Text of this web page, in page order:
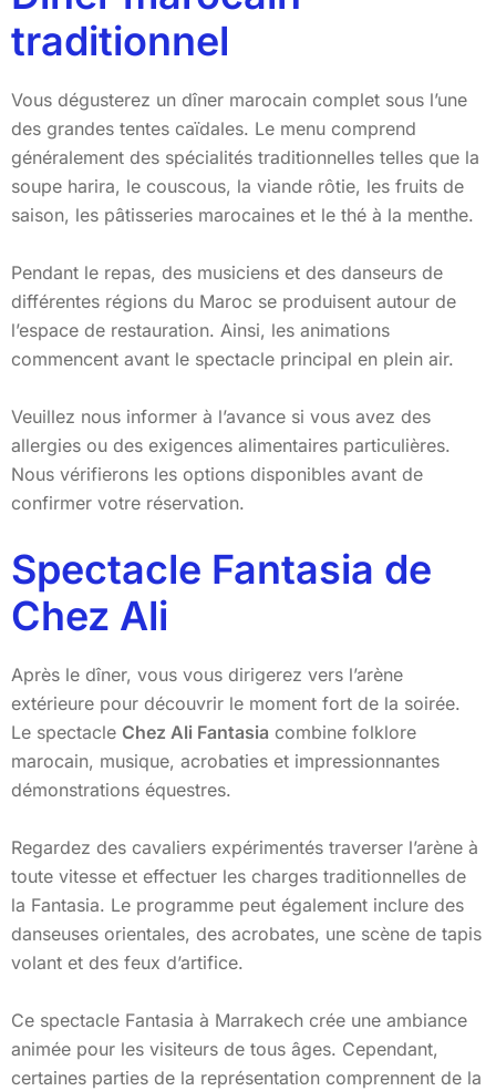
traditionnel
Vous dégusterez un dîner marocain complet sous l’une
des grandes tentes caïdales. Le menu comprend
généralement des spécialités traditionnelles telles que la
soupe harira, le couscous, la viande rôtie, les fruits de
saison, les pâtisseries marocaines et le thé à la menthe.
Pendant le repas, des musiciens et des danseurs de
différentes régions du Maroc se produisent autour de
l’espace de restauration. Ainsi, les animations
commencent avant le spectacle principal en plein air.
Veuillez nous informer à l’avance si vous avez des
allergies ou des exigences alimentaires particulières.
Nous vérifierons les options disponibles avant de
confirmer votre réservation.
Spectacle Fantasia de
Chez Ali
Après le dîner, vous vous dirigerez vers l’arène
extérieure pour découvrir le moment fort de la soirée.
Le spectacle Chez Ali Fantasia combine folklore
marocain, musique, acrobaties et impressionnantes
démonstrations équestres.
Regardez des cavaliers expérimentés traverser l’arène à
toute vitesse et effectuer les charges traditionnelles de
la Fantasia. Le programme peut également inclure des
danseuses orientales, des acrobates, une scène de tapis
volant et des feux d’artifice.
Ce spectacle Fantasia à Marrakech crée une ambiance
animée pour les visiteurs de tous âges. Cependant,
certaines parties de la représentation comprennent de la